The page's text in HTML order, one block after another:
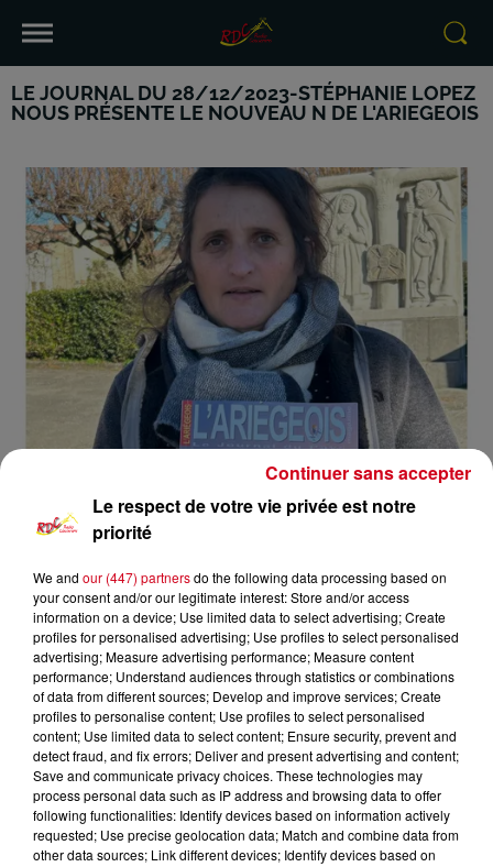
LE JOURNAL DU 28/12/2023-STÉPHANIE LOPEZ
NOUS PRÉSENTE LE NOUVEAU N DE L'ARIEGEOIS
Les Infos Locales
0:00 8 min 55 sec
Le respect de votre vie privée est notre
priorité
We and our (447) partnersdo the following data processing based on
your consent and/or our legitimate interest: Store and/or access
information on a device; Use limited data to select advertising; Create
profiles for personalised advertising; Use profiles to select personalised
advertising; Measure advertising performance; Measure content
performance; Understand audiences through statistics or combinations
of data from different sources; Develop and improve services; Create
profiles to personalise content; Use profiles to select personalised
content; Use limited data to select content; Ensure security, prevent and
detect fraud, and fix errors; Deliver and present advertising and content;
Save and communicate privacy choices. These technologies may
process personal data such as IP address and browsing data to offer
following functionalities: Identify devices based on information actively
requested; Use precise geolocation data; Match and combine data from
other data sources; Link different devices; Identify devices based on
Continuer sans accepter